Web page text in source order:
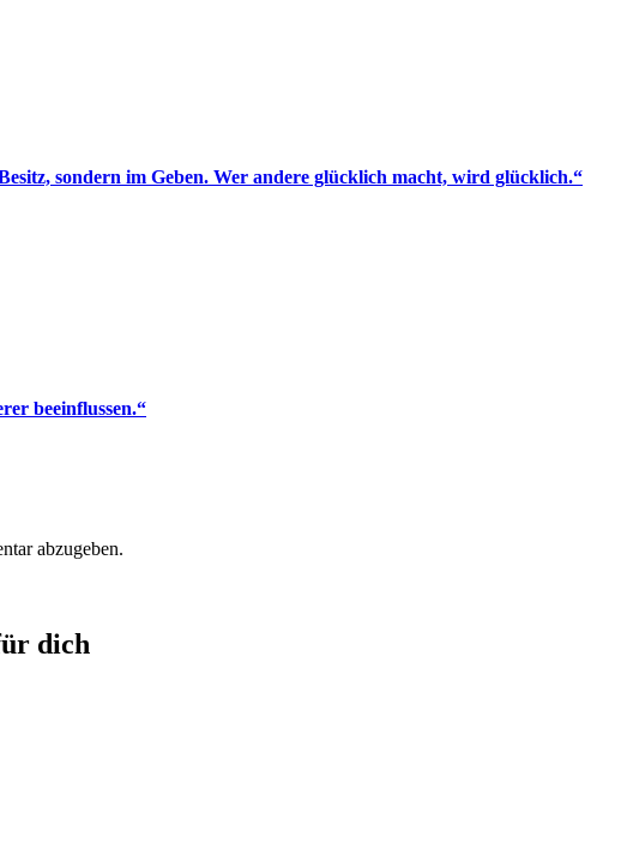
sondern im Geben. Wer andere glücklich macht, wird glücklich.“
beeinflussen.“
abzugeben.
dich